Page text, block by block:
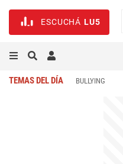
ESCUCHÁ LU5
TEMAS DEL DÍA BULLYING